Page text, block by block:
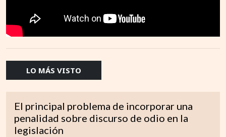
LO MÁS VISTO
El principal problema de incorporar una
penalidad sobre discurso de odio en la
legislación